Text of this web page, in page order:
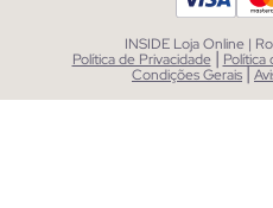
INSIDE Loja Online |
Política de Privacidade | Política
Condições Gerais|